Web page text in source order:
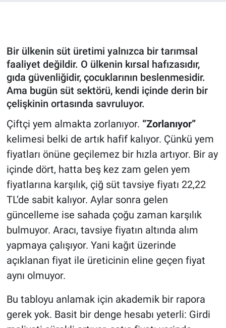
Bir ülkenin süt üretimi yalnızca bir tarımsal
faaliyet değildir. O ülkenin kırsal hafızasıdır,
gıda güvenliğidir, çocuklarının beslenmesidir.
Ama bugün süt sektörü, kendi içinde derin bir
çelişkinin ortasında savruluyor.
Çiftçi yem almakta zorlanıyor. “Zorlanıyor”
kelimesi belki de artık hafif kalıyor. Çünkü yem
fiyatları önüne geçilemez bir hızla artıyor. Bir ay
içinde dört, hatta beş kez zam gelen yem
fiyatlarına karşılık, çiğ süt tavsiye fiyatı 22,22
TL’de sabit kalıyor. Aylar sonra gelen
güncelleme ise sahada çoğu zaman karşılık
bulmuyor. Aracı, tavsiye fiyatın altında alım
yapmaya çalışıyor. Yani kağıt üzerinde
açıklanan fiyat ile üreticinin eline geçen fiyat
aynı olmuyor.
Bu tabloyu anlamak için akademik bir rapora
gerek yok. Basit bir denge hesabı yeterli: Girdi